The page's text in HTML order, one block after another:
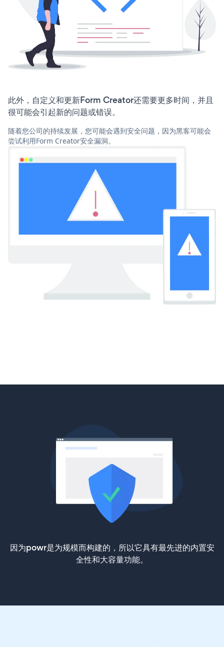
此外，自定义和更新Form Creator还需要更多时间，并且
很可能会引起新的问题或错误。
随着您公司的持续发展，您可能会遇到安全问题，因为黑客可能会
尝试利用Form Creator安全漏洞。
因为powr是为规模而构建的，所以它具有最先进的内置安
全性和大容量功能。